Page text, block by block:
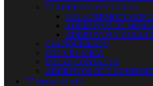
 ADHESIVOS Y COLAS
COLA TERMOFUSION
ADHESIVOS DE
ADHESIVOS Y COLAS
CYANOCRILATO
COLA BLANCA
COLAS CONTACTO
ADHESIVOS DE 2
 DROGUERIA